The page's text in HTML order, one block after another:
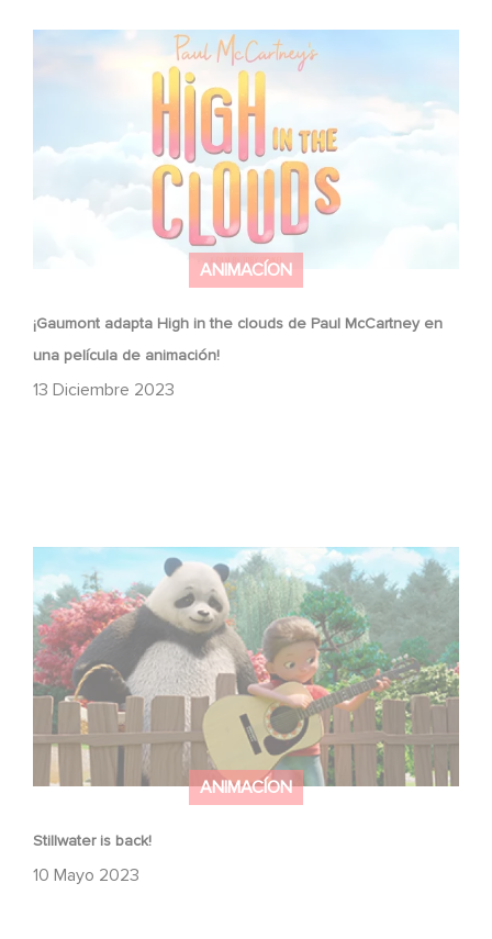
ANIMACÍON
¡Gaumont adapta High in the clouds de Paul McCartney en
una película de animación!
13 Diciembre 2023
¡Gaumont adapta High in the clouds de Paul McCartney
en una película de animación!
ANIMACÍON
Stillwater is back!
10 Mayo 2023